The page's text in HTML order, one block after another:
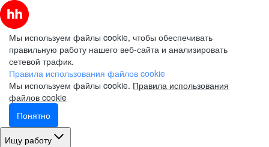
Мы используем файлы cookie, чтобы обеспечивать
правильную работу нашего веб-сайта и анализировать
сетевой трафик.
Правила использования файлов cookie
Мы используем файлы cookie. Правила использования
файлов cookie
Понятно
Ищу работу